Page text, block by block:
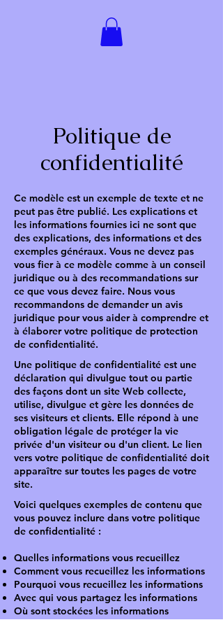
Politique de
confidentialité
Ce modèle est un exemple de texte et ne
peut pas être publié. Les explications et
les informations fournies ici ne sont que
des explications, des informations et des
exemples généraux. Vous ne devez pas
vous fier à ce modèle comme à un conseil
juridique ou à des recommandations sur
ce que vous devez faire. Nous vous
recommandons de demander un avis
juridique pour vous aider à comprendre et
à élaborer votre politique de protection
de confidentialité.
Une politique de confidentialité est une
déclaration qui divulgue tout ou partie
des façons dont un site Web collecte,
utilise, divulgue et gère les données de
ses visiteurs et clients. Elle répond à une
obligation légale de protéger la vie
privée d'un visiteur ou d'un client. Le lien
vers votre politique de confidentialité doit
apparaître sur toutes les pages de votre
site.
Voici quelques exemples de contenu que
vous pouvez inclure dans votre politique
de confidentialité :
Quelles informations vous recueillez
Comment vous recueillez les informations
Pourquoi vous recueillez les informations
Avec qui vous partagez les informations
Où sont stockées les informations